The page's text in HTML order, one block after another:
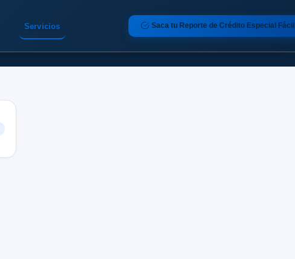
Servicios Saca tu Reporte de Crédito Especial Fácil